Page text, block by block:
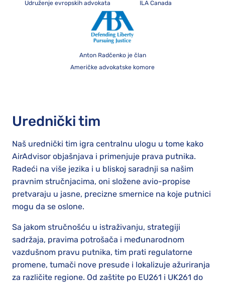
Udruženje evropskih advokata ILA Canada
Anton Radčenko je član
Američke advokatske komore
Urednički tim
Naš urednički tim igra centralnu ulogu u tome kako
AirAdvisor objašnjava i primenjuje prava putnika.
Radeći na više jezika i u bliskoj saradnji sa našim
pravnim stručnjacima, oni složene avio-propise
pretvaraju u jasne, precizne smernice na koje putnici
mogu da se oslone.
Sa jakom stručnošću u istraživanju, strategiji
sadržaja, pravima potrošača i međunarodnom
vazdušnom pravu putnika, tim prati regulatorne
promene, tumači nove presude i lokalizuje ažuriranja
za različite regione. Od zaštite po EU261 i UK261 do